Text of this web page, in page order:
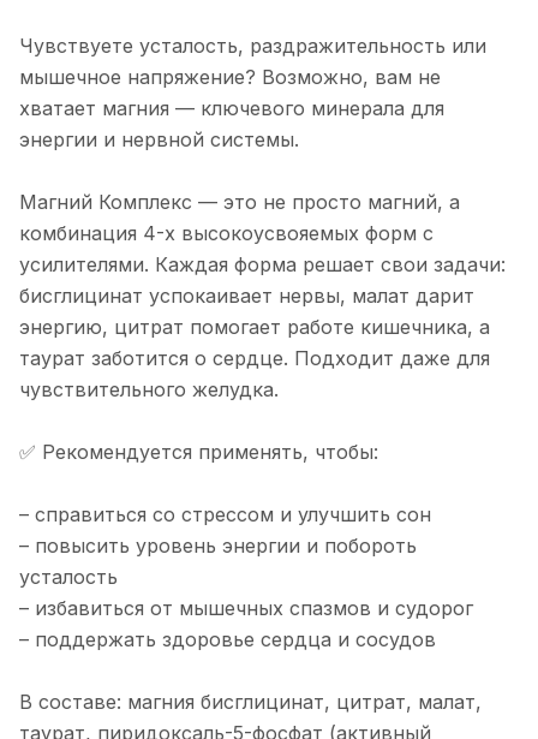
Чувствуете усталость, раздражительность или
мышечное напряжение? Возможно, вам не
хватает магния — ключевого минерала для
энергии и нервной системы.
Магний Комплекс — это не просто магний, а
комбинация 4-х высокоусвояемых форм с
усилителями. Каждая форма решает свои задачи:
бисглицинат успокаивает нервы, малат дарит
энергию, цитрат помогает работе кишечника, а
таурат заботится о сердце. Подходит даже для
чувствительного желудка.
✅ Рекомендуется применять, чтобы:
– справиться со стрессом и улучшить сон
– повысить уровень энергии и побороть
усталость
– избавиться от мышечных спазмов и судорог
– поддержать здоровье сердца и сосудов
В составе: магния бисглицинат, цитрат, малат,
таурат, пиридоксаль-5-фосфат (активный